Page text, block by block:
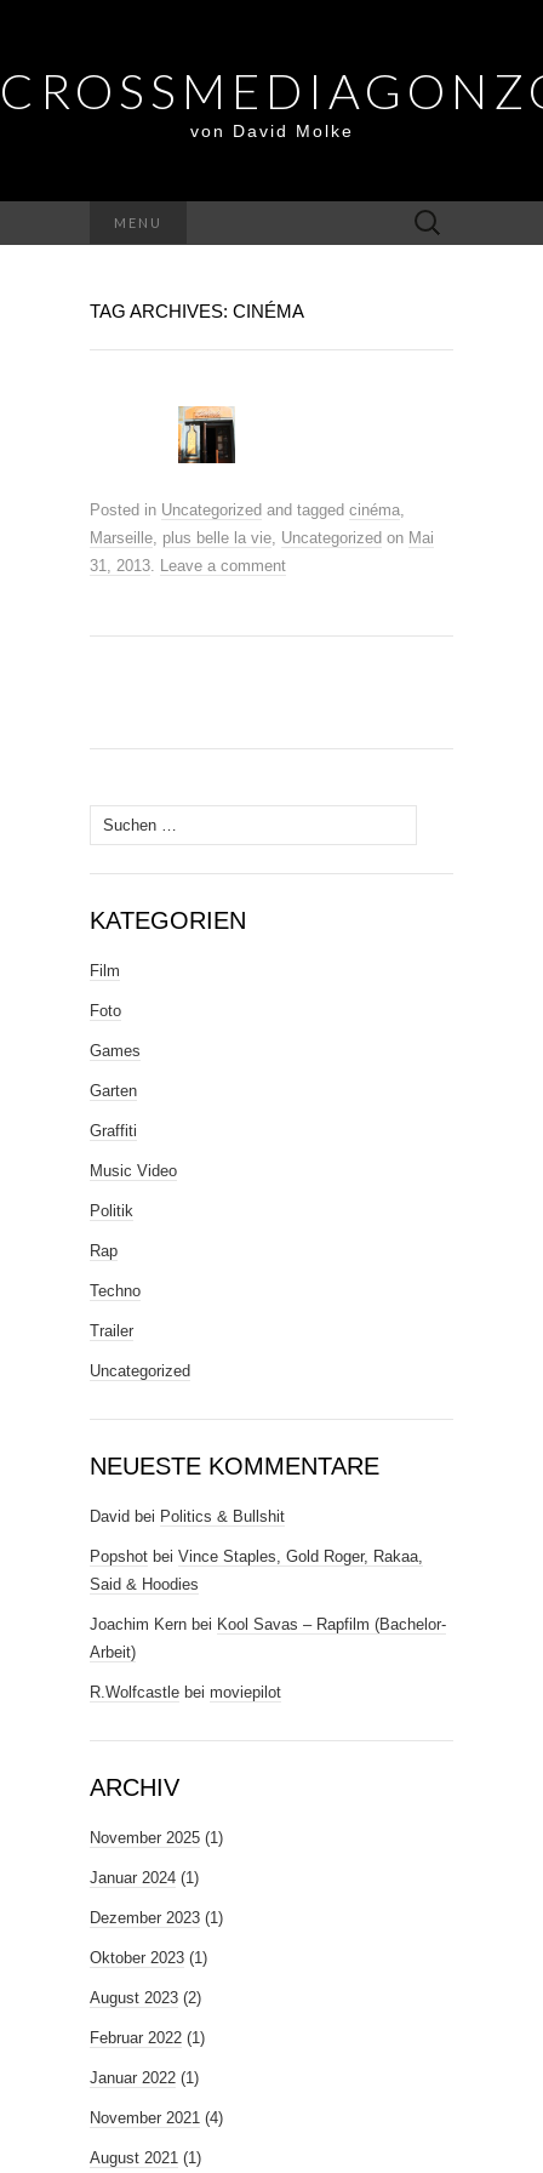
von David Molke
MENU
Suche
nach:
TAG ARCHIVES: CINÉMA
Posted in Uncategorized and tagged cinéma,
Marseille, plus belle la vie, Uncategorized on Mai
31, 2013. Leave a comment
Suche
nach:
KATEGORIEN
Film
Foto
Games
Garten
Graffiti
Music Video
Politik
Rap
Techno
Trailer
Uncategorized
NEUESTE KOMMENTARE
David bei Politics & Bullshit
Popshot bei Vince Staples, Gold Roger, Rakaa,
Said & Hoodies
Joachim Kern bei Kool Savas – Rapfilm (Bachelor-
Arbeit)
R.Wolfcastle bei moviepilot
ARCHIV
November 2025 (1)
Januar 2024 (1)
Dezember 2023 (1)
Oktober 2023 (1)
August 2023 (2)
Februar 2022 (1)
Januar 2022 (1)
November 2021 (4)
August 2021 (1)